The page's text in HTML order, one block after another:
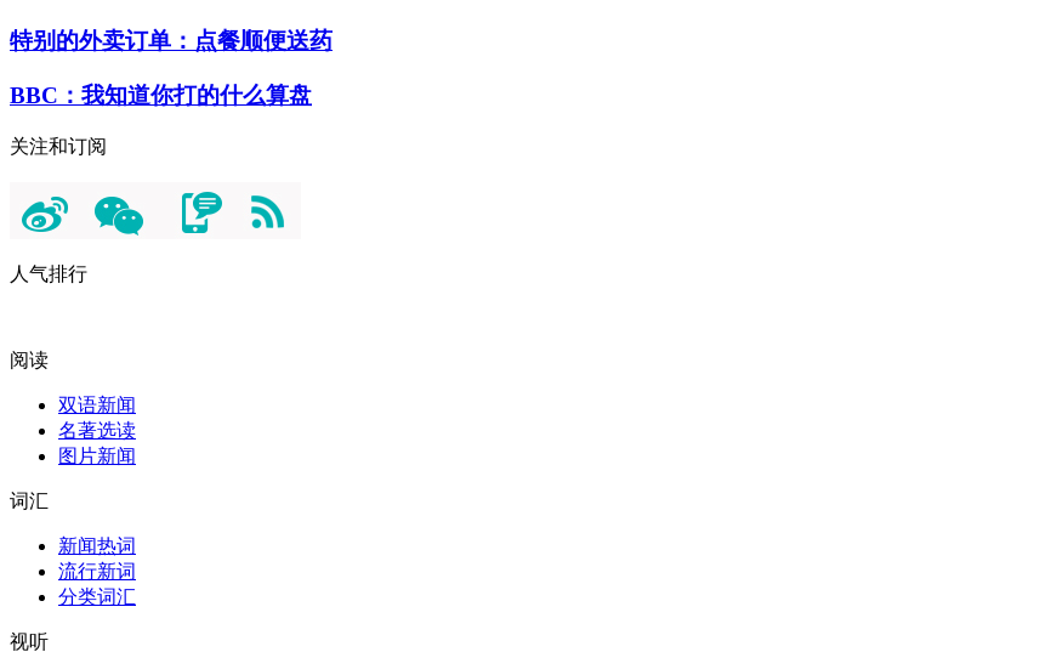
特别的外卖订单：点餐顺便送药
BBC：我知道你打的什么算盘
关注和订阅
人气排行
阅读
双语新闻
名著选读
图片新闻
词汇
新闻热词
流行新词
分类词汇
视听